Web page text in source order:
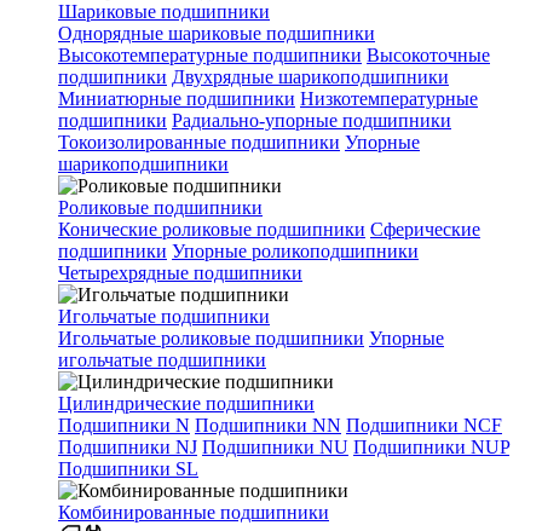
Шариковые подшипники
Однорядные шариковые подшипники
Высокотемпературные подшипники Высокоточные
подшипники Двухрядные шарикоподшипники
Миниатюрные подшипники Низкотемпературные
подшипники Радиально-упорные подшипники
Токоизолированные подшипники Упорные
шарикоподшипники
Роликовые подшипники
Конические роликовые подшипники Сферические
подшипники Упорные роликоподшипники
Четырехрядные подшипники
Игольчатые подшипники
Игольчатые роликовые подшипники Упорные
игольчатые подшипники
Цилиндрические подшипники
Подшипники N Подшипники NN Подшипники NCF
Подшипники NJ Подшипники NU Подшипники NUP
Подшипники SL
Комбинированные подшипники